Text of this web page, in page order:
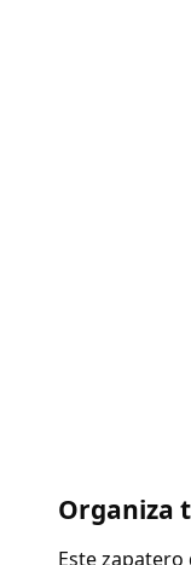
Organiza
Este